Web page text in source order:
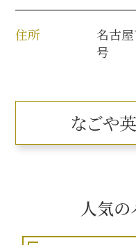
前田利家と名古
利家関連 史跡 一覧
清正関連 史跡 一覧
名古屋＜清正＞観
住所
名古
号
なごや
人気